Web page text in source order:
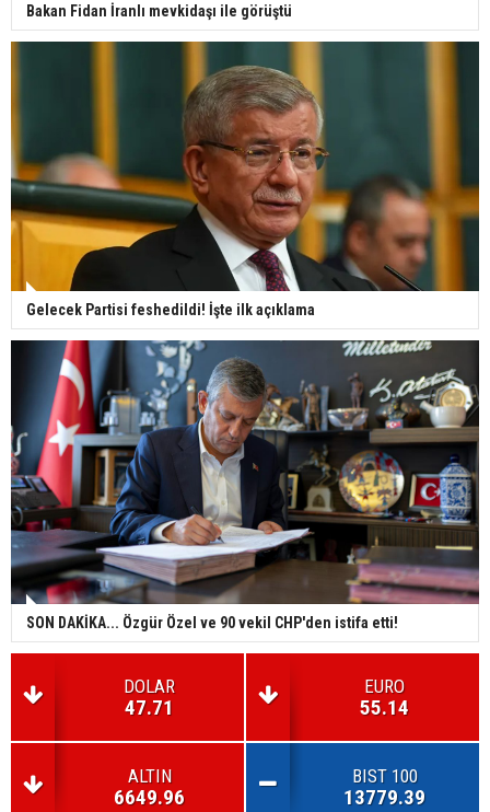
Bakan Fidan İranlı mevkidaşı ile görüştü
Gelecek Partisi feshedildi! İşte ilk açıklama
SON DAKİKA... Özgür Özel ve 90 vekil CHP'den istifa etti!
DOLAR
47.71
EURO
55.14
ALTIN
6649.96
BIST 100
13779.39